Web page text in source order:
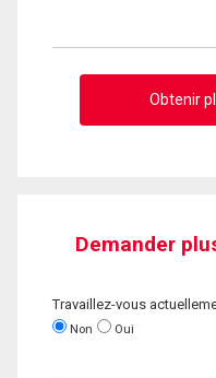
Obtenir
Demander
Travaillez-vous
Non Oui